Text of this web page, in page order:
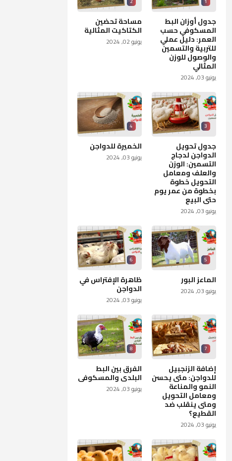
جدول أوزان البط
المسكوفي حسب
العمر: دليل عملي
للتربية والتسمين
والوصول للوزن
المثالي
يونيو 03, 2024
مساحة تحضين
الكتاكيت المثالية
يونيو 02, 2024
3
جدول تحويل
الدواجن لدجاج
التسمين: الوزن
والعلف ومعامل
التحويل خطوة
بخطوة من عمر يوم
حتى البيع
يونيو 03, 2024
4
الخميرة للدواجن
يونيو 03, 2024
5
الماعز البور
يونيو 03, 2024
6
ظاهرة الإ فتراس في
الدواجن
يونيو 03, 2024
7
إضافة الزنجبيل
للدواجن: متى يحسن
النمو والمناعة
ومعامل التحويل
ومتى ينقلب ضد
القطيع؟
يونيو 03, 2024
8
الفرق بين البط
البلدى والمسكوفى
يونيو 03, 2024